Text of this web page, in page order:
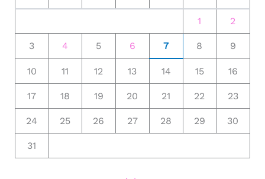
1 2
3 4 5 6 7 8 9
10 11 12 13 14 15 16
17 18 19 20 21 22 23
24 25 26 27 28 29 30
31